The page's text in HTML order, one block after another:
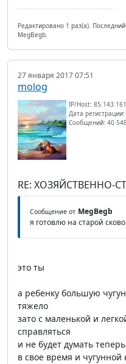
Редактировано 1 раз(а).
MegBegb.
27 января 2017 07:51
molog
IP/Host:
Дата
Сообщений: 40 548
RE: ХОЗЯЙСТВЕННО-
Сообщение от MegBegb
я готовлю на старой
это ты
а ребенку большую
тяжело
зато с маленькой и
справляться
и не будет думать
в свое время и